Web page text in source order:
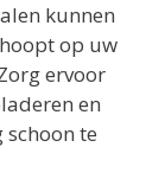
kunnen
op uw
ervoor
en
te